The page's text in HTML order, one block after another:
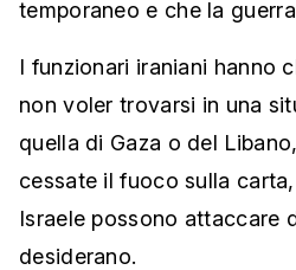
temporaneo e che la
I funzionari iraniani hanno
non voler trovarsi in una
quella di Gaza o del
cessate il fuoco sulla
Israele possono attaccare
desiderano.